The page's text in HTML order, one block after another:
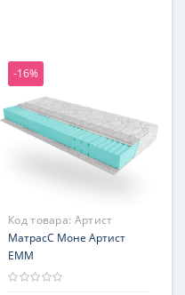
-16%
Код товара: Артист
МатрасС Моне Артист
ЕММ